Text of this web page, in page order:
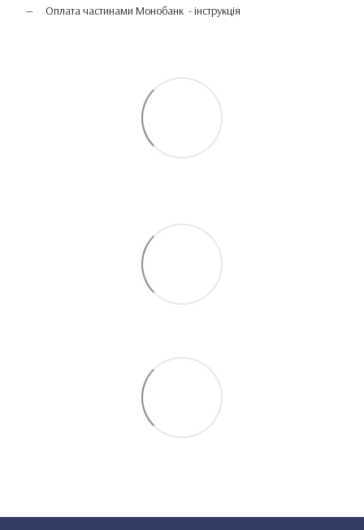
Оплата частинами Монобанк - інструкція